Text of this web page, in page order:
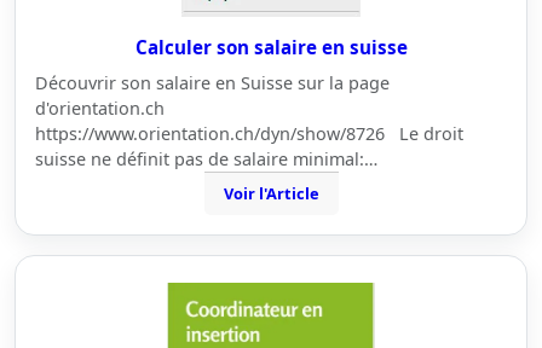
Calculer son salaire en suisse
Découvrir son salaire en Suisse sur la page
d'orientation.ch
https://www.orientation.ch/dyn/show/8726 Le droit
suisse ne définit pas de salaire minimal:…
Voir l'Article